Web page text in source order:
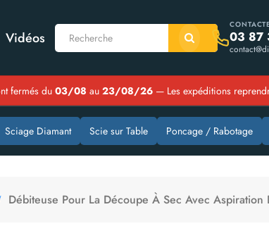
Vidéos 03 87
fermés du 03/08 au 23/08/26 — Les expéditions
Sciage Diamant Scie sur Table Poncage / Rabotage
Débiteuse Pour La Découpe À Sec Avec Aspiration